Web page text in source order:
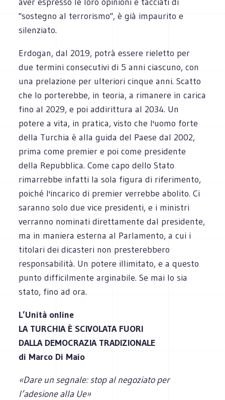
"sostegno al terrorismo", è già impaurito e
silenziato.
Erdogan, dal 2019, potrà essere rieletto per
due termini consecutivi di 5 anni ciascuno, con
una prelazione per ulteriori cinque anni. Scatto
che lo porterebbe, in teoria, a rimanere in carica
fino al 2029, e poi addirittura al 2034. Un
potere a vita, in pratica, visto che l'uomo forte
della Turchia è alla guida del Paese dal 2002,
prima come premier e poi come presidente
della Repubblica. Come capo dello Stato
rimarrebbe infatti la sola figura di riferimento,
poiché l'incarico di premier verrebbe abolito. Ci
saranno solo due vice presidenti, e i ministri
verranno nominati direttamente dal presidente,
ma in maniera esterna al Parlamento, a cui i
titolari dei dicasteri non presterebbero
responsabilità. Un potere illimitato, e a questo
punto difficilmente arginabile. Se mai lo sia
stato, fino ad ora.
L’Unità online
LA TURCHIA È SCIVOLATA FUORI
DALLA DEMOCRAZIA TRADIZIONALE
di Marco Di Maio
«Dare un segnale: stop al negoziato per
l’adesione alla Ue»